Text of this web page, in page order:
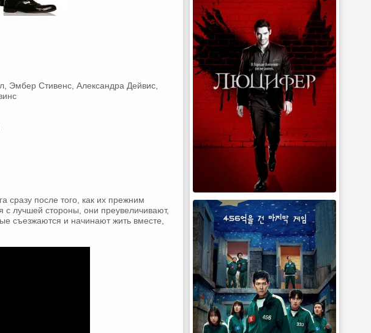
Эмбер Стивенс, Александра Дейвис,
сразу после того, как их прежним
с лучшей стороны, они преувеличивают,
съезжаются и начинают жить вместе,